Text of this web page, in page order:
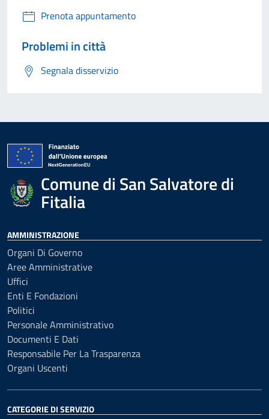
Prenota appuntamento
Problemi in città
Segnala disservizio
Comune di San Salvatore di
Fitalia
AMMINISTRAZIONE
Organi Di Governo
Aree Amministrative
Uffici
Enti E Fondazioni
Politici
Personale Amministrativo
Documenti E Dati
Responsabile Per La Trasparenza
Organi Uscenti
CATEGORIE DI SERVIZIO